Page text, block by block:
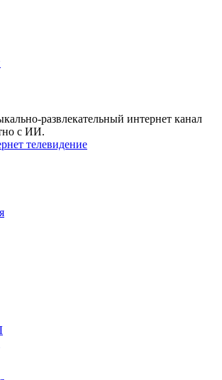
развлекательный интернет канал
с ИИ.
телевидение